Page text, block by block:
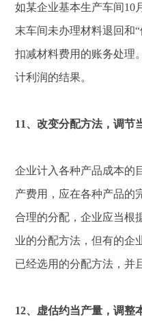
如某企业基本生产车间10
末车间未办理材料退回和
扣减材料费用的账务处理
计利润的结果。
11、改变分配方法，调节
企业计入各种产品成本的
产费用，应在各种产品的
合理的分配，企业应当根
业的分配方法，但有的企
已经选用的分配方法，并
12、虚估约当产量，调整